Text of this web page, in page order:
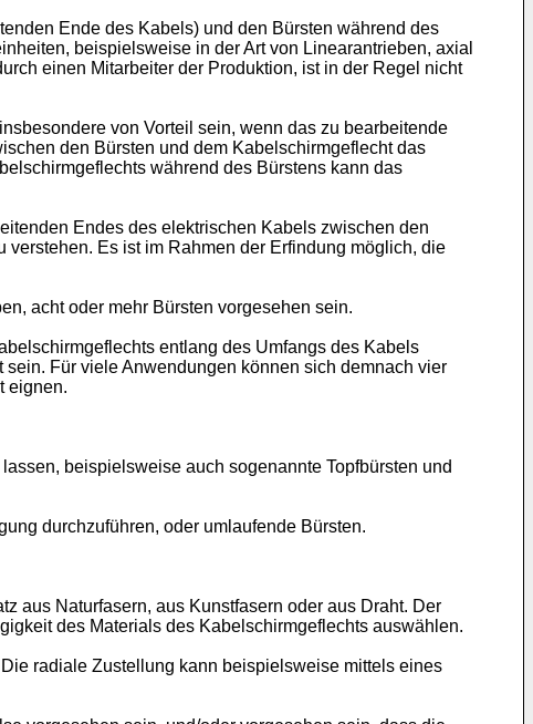
Ende des Kabels) und den Bürsten während des
beispielsweise in der Art von Linearantrieben, axial
einen Mitarbeiter der Produktion, ist in der Regel nicht
von Vorteil sein, wenn das zu bearbeitende
den Bürsten und dem Kabelschirmgeflecht das
während des Bürstens kann das
Endes des elektrischen Kabels zwischen den
Es ist im Rahmen der Erfindung möglich, die
acht oder mehr Bürsten vorgesehen sein.
entlang des Umfangs des Kabels
Für viele Anwendungen können sich demnach vier
eignen.
beispielsweise auch sogenannte Topfbürsten und
durchzuführen, oder umlaufende Bürsten.
aus Naturfasern, aus Kunstfasern oder aus Draht. Der
des Materials des Kabelschirmgeflechts auswählen.
radiale Zustellung kann beispielsweise mittels eines